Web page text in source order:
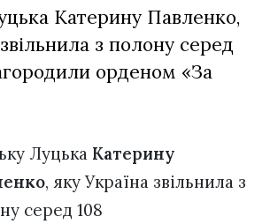
Катерину Павленко,
з полону серед
орденом «За
Луцька Катерину
, яку Україна звільнила з
серед 108